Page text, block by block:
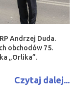
Andrzej Duda.
obchodów 75.
„Orlika”.
Czytaj dalej...